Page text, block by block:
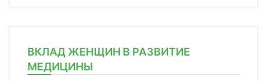
ВКЛАД ЖЕНЩИН В РАЗВИТИЕ
МЕДИЦИНЫ